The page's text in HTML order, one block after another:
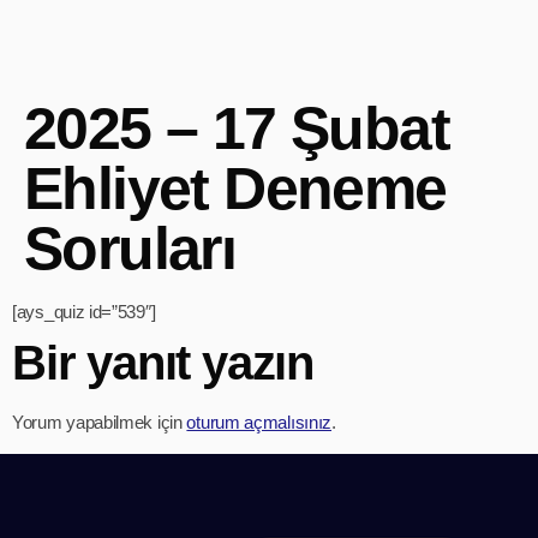
2025 – 17 Şubat
Ehliyet Deneme
Soruları
[ays_quiz id=”539″]
Bir yanıt yazın
Yorum yapabilmek içinoturum açmalısınız.